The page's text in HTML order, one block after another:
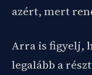
azért, mert
Arra is figyelj,
legalább a